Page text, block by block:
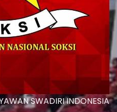
SWADIRI INDONESIA